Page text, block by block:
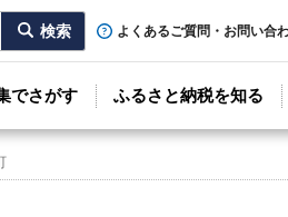
よくあるご質問・お問い合
でさがす ふるさと納税を知る